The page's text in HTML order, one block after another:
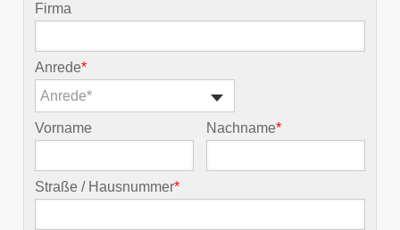
Firma
Anrede*
Anrede*
Vorname Nachname*
Straße / Hausnummer*